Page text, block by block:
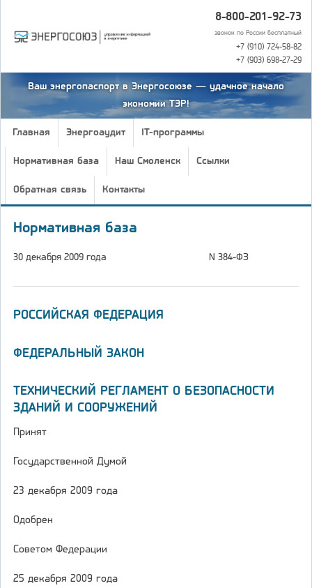
8-800-201-92-73
звонок по России бесплатный
+7 (910) 724-58-82
+7 (903) 698-27-29
Ваш энергопаспорт в Энергосоюзе — удачное начало
экономии ТЭР!
Главная Энергоаудит IT-программы
Нормативная база Наш Смоленск Ссылки
Обратная связь Контакты
Нормативная база
30 декабря 2009 года N 384-ФЗ
РОССИЙСКАЯ ФЕДЕРАЦИЯ
ФЕДЕРАЛЬНЫЙ ЗАКОН
ТЕХНИЧЕСКИЙ РЕГЛАМЕНТ О БЕЗОПАСНОСТИ
ЗДАНИЙ И СООРУЖЕНИЙ
Принят
Государственной Думой
23 декабря 2009 года
Одобрен
Советом Федерации
25 декабря 2009 года